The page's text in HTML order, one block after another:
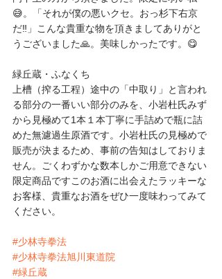
😅。「それが僕の悪いクセ。おっ杉下右京
だ‼️」こんな貴重な物を頂きましてありがと
うございました🙏。美味しかったです。😋
緑丘蔵・ふなくち
上槽（搾る工程）途中の「中取り」と言われ
る部分の一番いい部分のみを、小岩杜氏みず
から見極めて1本１本丁寧に手詰めで瓶に詰
めた無濾過生原酒です。小岩杜氏の見極めで
販売が決まるため、事前の告知はしておりま
せん。ごくわずかな数本しかご用意できない
限定商品ですこのお酒に出会えたラッキーな
お客様、貴重なお酒をぜひ一度味わってみて
ください。
#少林寺拳法
#少林寺拳法旭川東道院
#緑丘蔵